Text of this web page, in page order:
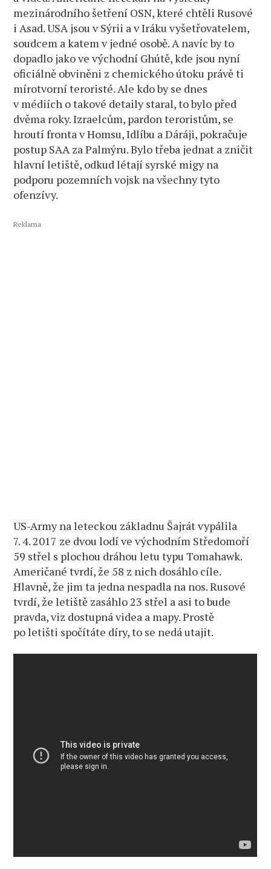
mezinárodního šetření OSN, které chtěli Rusové
i Asad. USA jsou v Sýrii a v Iráku vyšetřovatelem,
soudcem a katem v jedné osobě. A navíc by to
dopadlo jako ve východní Ghútě, kde jsou nyní
oficiálně obviněni z chemického útoku právě ti
mírotvorní teroristé. Ale kdo by se dnes
v médiích o takové detaily staral, to bylo před
dvěma roky. Izraelcům, pardon teroristům, se
hroutí fronta v Homsu, Idlíbu a Dáráji, pokračuje
postup SAA za Palmýru. Bylo třeba jednat a zničit
hlavní letiště, odkud létají syrské migy na
podporu pozemních vojsk na všechny tyto
ofenzívy.
Reklama
US-Army na leteckou základnu Šajrát vypálila
7. 4. 2017 ze dvou lodí ve východním Středomoří
59 střel s plochou dráhou letu typu Tomahawk.
Američané tvrdí, že 58 z nich dosáhlo cíle.
Hlavně, že jim ta jedna nespadla na nos. Rusové
tvrdí, že letiště zasáhlo 23 střel a asi to bude
pravda, viz dostupná videa a mapy. Prostě
po letišti spočítáte díry, to se nedá utajit.